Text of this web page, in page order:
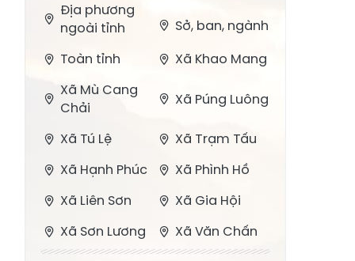
Địa phương
ngoài tỉnh
Sở, ban, ngành
Toàn tỉnh
Xã Khao Mang
Xã Mù Cang
Chải
Xã Púng Luông
Xã Tú Lệ
Xã Trạm Tấu
Xã Hạnh Phúc
Xã Phình Hồ
Xã Liên Sơn
Xã Gia Hội
Xã Sơn Lương
Xã Văn Chấn